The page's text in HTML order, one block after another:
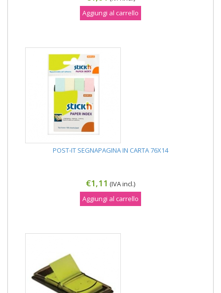
Aggiungi al carrello
POST-IT SEGNAPAGINA IN CARTA 76X14
€1,11 (IVA incl.)
Aggiungi al carrello